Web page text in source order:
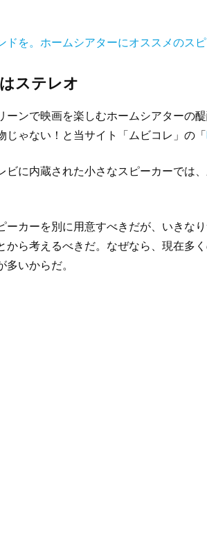
ドを。ホームシアターにオススメのス
ステレオ
ーンで映画を楽しむホームシアターの
じゃない！と当サイト「ムビコレ」の「
ビに内蔵された小さなスピーカーでは
ーカーを別に用意すべきだが、いきな
から考えるべきだ。なぜなら、現在多
いからだ。